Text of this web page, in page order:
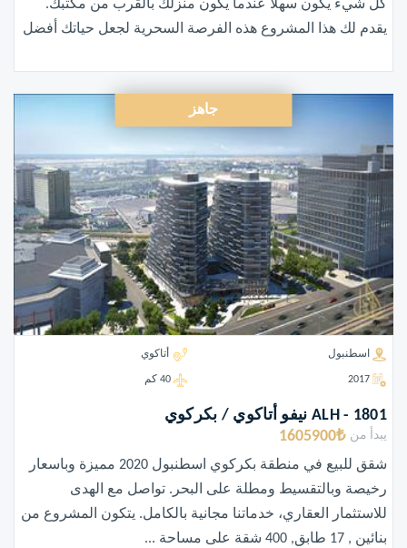
كل شيء يكون سهلاً عندما يكون منزلك بالقرب من مكتبك.
يقدم لك هذا المشروع هذه الفرصة السحرية لجعل حياتك أفضل
جاهز
اسطنبول أتاكوي
2017 40 كم
ALH - 1801 نيفو أتاكوي / بكركوي
يبدأ من 1605900₺
شقق للبيع في منطقة بكركوي اسطنبول 2020 مميزة وباسعار
رخيصة وبالتقسيط ومطلة على البحر. تواصل مع الهدى
للاستثمار العقاري، خدماتنا مجانية بالكامل. يتكون المشروع من
بنائين , 17 طابق, 400 شقة على مساحة ...